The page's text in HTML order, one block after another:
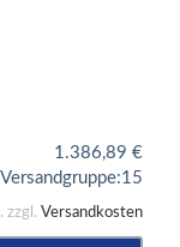
1.386,89 €
Versandgruppe:15
zzgl. Versandkosten